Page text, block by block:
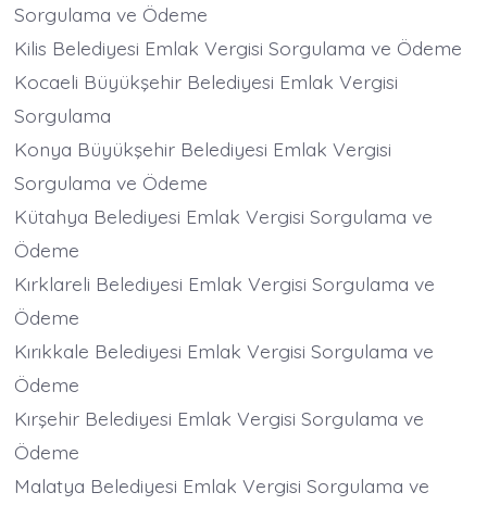
Sorgulama ve Ödeme
Kilis Belediyesi Emlak Vergisi Sorgulama ve Ödeme
Kocaeli Büyükşehir Belediyesi Emlak Vergisi
Sorgulama
Konya Büyükşehir Belediyesi Emlak Vergisi
Sorgulama ve Ödeme
Kütahya Belediyesi Emlak Vergisi Sorgulama ve
Ödeme
Kırklareli Belediyesi Emlak Vergisi Sorgulama ve
Ödeme
Kırıkkale Belediyesi Emlak Vergisi Sorgulama ve
Ödeme
Kırşehir Belediyesi Emlak Vergisi Sorgulama ve
Ödeme
Malatya Belediyesi Emlak Vergisi Sorgulama ve